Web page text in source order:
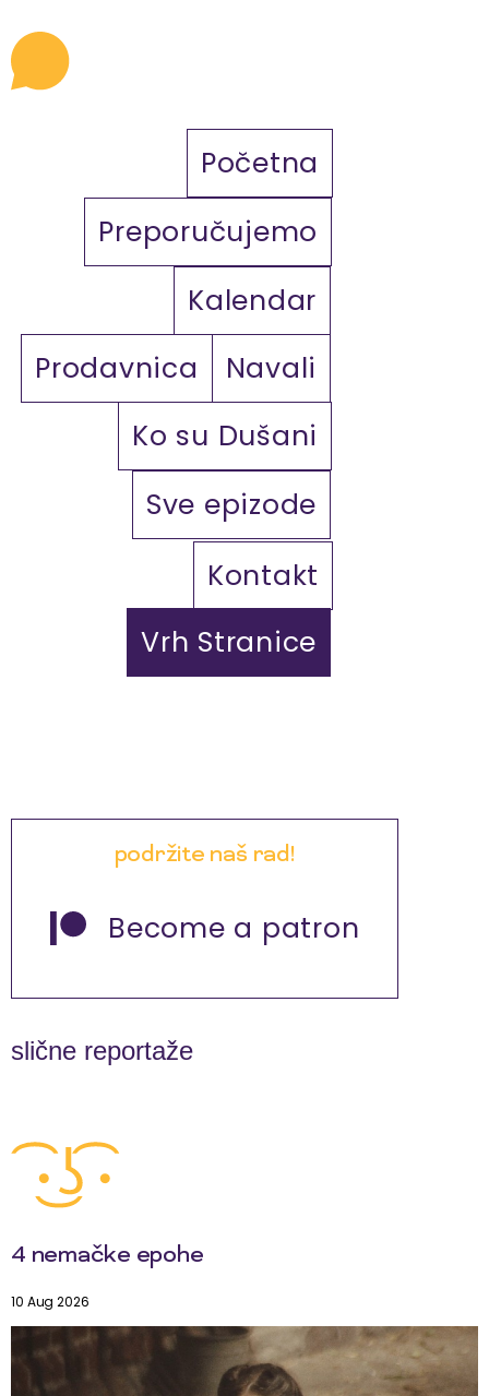
Početna
Preporučujemo
Kalendar
Prodavnica
Navali
Ko su Dušani
Sve epizode
Kontakt
Vrh Stranice
podržite naš rad!
Become a patron
slične reportaže
4 nemačke epohe
10 Aug 2026